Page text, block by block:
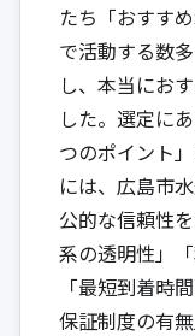
たち「おすす
で活動する数
し、本当にお
した。選定に
つのポイント
には、広島市
公的な信頼性
系の透明性」
「最短到着時
保証制度の有